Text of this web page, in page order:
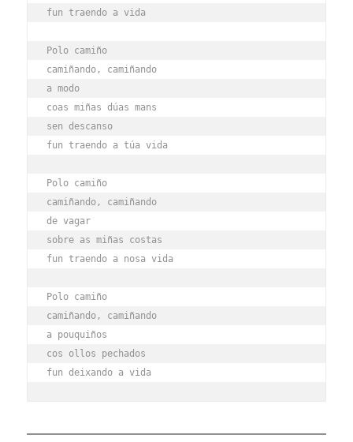
fun traendo a vida
Polo camiño
camiñando, camiñando
a modo
coas miñas dúas mans
sen descanso
fun traendo a túa vida
Polo camiño
camiñando, camiñando
de vagar
sobre as miñas costas
fun traendo a nosa vida
Polo camiño
camiñando, camiñando
a pouquiños
cos ollos pechados
fun deixando a vida